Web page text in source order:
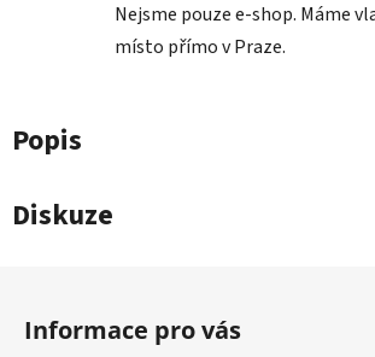
Nejsme pouze e-shop. Máme
místo přímo v Praze.
Popis
Diskuze
Informace pro vás